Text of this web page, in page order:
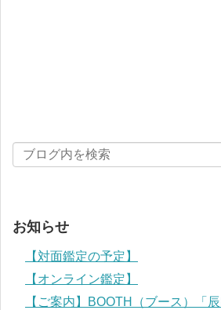
お知らせ
【対面鑑定の予定】
【オンライン鑑定】
【ご案内】BOOTH（ブース）「